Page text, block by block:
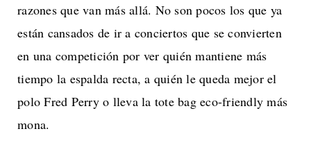
razones que van más allá. No son pocos los que ya
están cansados de ir a conciertos que se convierten
en una competición por ver quién mantiene más
tiempo la espalda recta, a quién le queda mejor el
polo Fred Perry o lleva la tote bag eco-friendly más
mona.